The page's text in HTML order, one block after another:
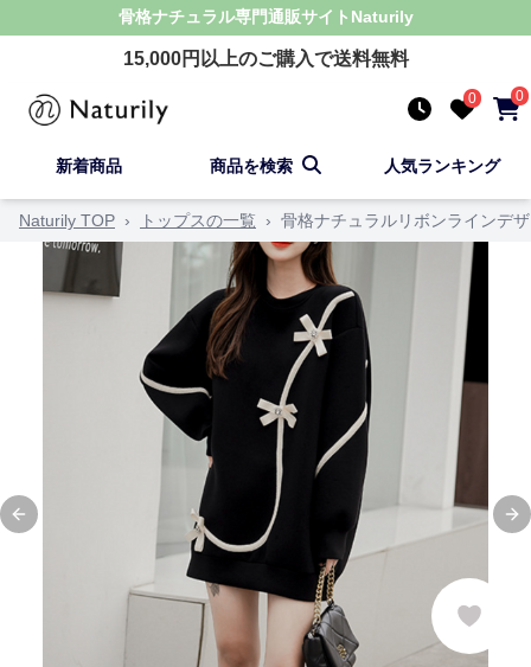
骨格ナチュラル専門通販サイト Naturily
15,000円以上のご購入で送料無料
0 0
新着商品 商品を検索 人気ランキング
Naturily TOP › トップスの一覧 › 骨格ナチュラルリボンラインデ
Previous slide